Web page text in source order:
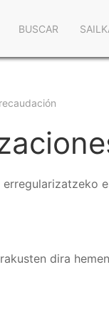
BUSCAR
dira